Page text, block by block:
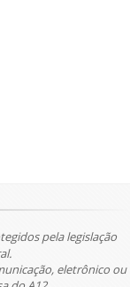
pela legislação
eletrônico ou